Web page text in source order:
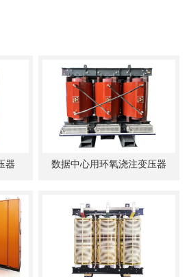
器 数据中心用环氧浇注变压器